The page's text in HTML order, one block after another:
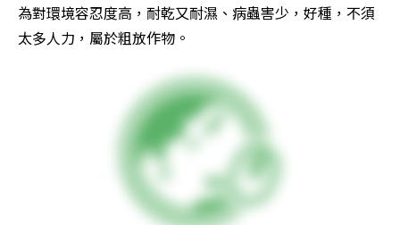
為對環境容忍度高，耐乾又耐濕、病蟲害少，好種，不須
太多人力，屬於粗放作物。